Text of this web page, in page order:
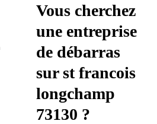
Vous cherchez
une entreprise
de débarras
sur st francois
longchamp
73130 ?